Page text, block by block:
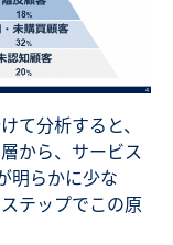
て分析すると、
から、サービス
明らかに少な
テップでこの原